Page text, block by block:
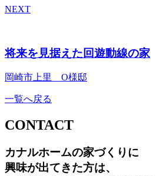
NEXT
将来を見据えた回遊動線の家
岡崎市上里 O様邸
一覧へ戻る
CONTACT
カナルホームの家づくりに
興味が出てきた方は、